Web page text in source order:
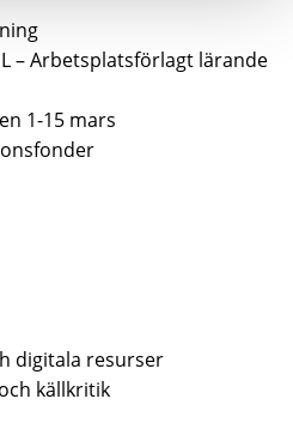
– Arbetsplatsförlagt lärande
1-15 mars
digitala resurser
källkritik